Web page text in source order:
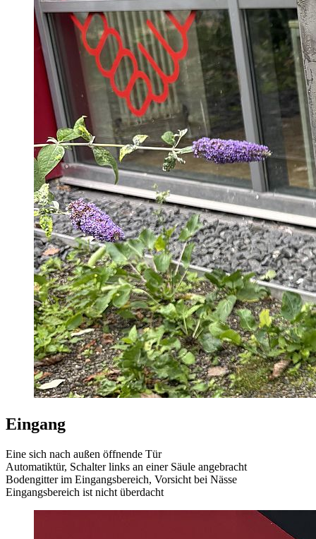
Eingang
Eine sich nach außen öffnende Tür
Automatiktür, Schalter links an einer Säule angebracht
Bodengitter im Eingangsbereich, Vorsicht bei Nässe
Eingangsbereich ist nicht überdacht